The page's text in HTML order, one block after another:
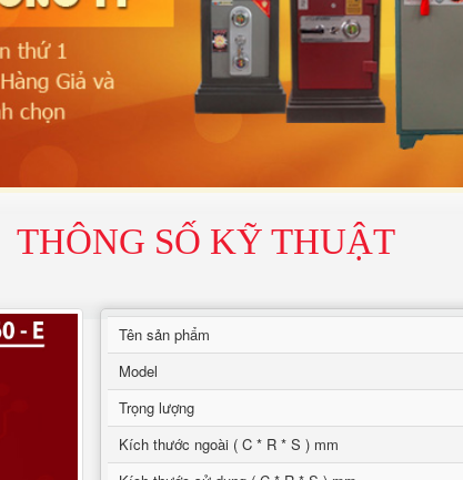
THÔNG SỐ KỸ THUẬT
Tên sản phẩm
Model
Trọng lượng
Kích thước ngoài ( C * R * S ) mm